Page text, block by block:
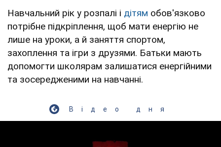
Навчальний рік у розпалі і дітям обов'язково
потрібне підкріплення, щоб мати енергію не
лише на уроки, а й заняття спортом,
захоплення та ігри з друзями. Батьки мають
допомогти школярам залишатися енергійними
та зосередженими на навчанні.
Відео дня